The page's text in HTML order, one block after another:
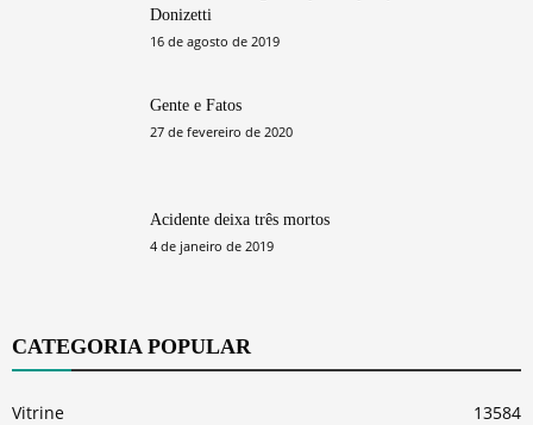
Donizetti
16 de agosto de 2019
Gente e Fatos
27 de fevereiro de 2020
Acidente deixa três mortos
4 de janeiro de 2019
CATEGORIA POPULAR
Vitrine
13584